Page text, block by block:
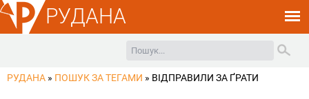
РУДАНА
РУДАНА » ПОШУК ЗА ТЕГАМИ » ВІДПРАВИЛИ ЗА ҐРАТИ